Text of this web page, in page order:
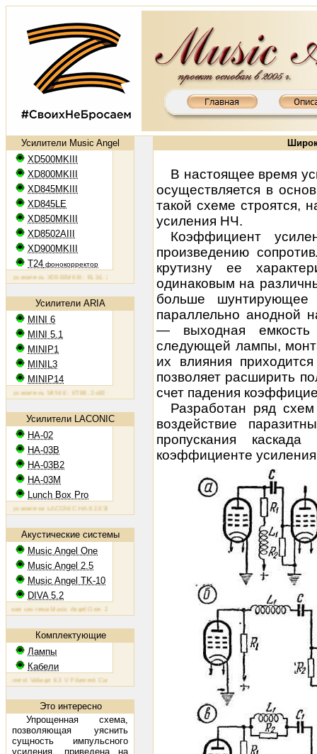
Усилители Music Angel
XD500MKIII
XD800MKIII
XD845MKIII
XD845LE
XD850MKIII
XD8502AIII
XD900MKIII
T24 фонокорректор
XD500MKIII: EL34, 2х50 Вт Ламповый усилитель XD800MKIII: KT88, 2х65 Вт Ламповый
Усилители ARIA
MINI 6
MINI 5.1
MINIP1
MINIL3
MINIP14
MINI 6: KT88, 2х60 ВтЛамповый усилитель MINIP1: 6AQ5, 2х10 ВтЛамповый усилитель
Усилители LACONIC
HA-02
HA-03B
HA-03B2
HA-03M
Lunch Box Pro
LACONIC HA-02,03B/B2/M: 6N6P, 2х1,2 Вт на 300 Ом
Акустические системы
Music Angel One
Music Angel 2.5
Music Angel TK-10
DIVA 5.2
система Music Angel One: 20 - 100 Вт, 38 Гц - 30 кГц, 86 Дб/Вт/м Акустическая система Music
Комплектующие
Лампы
Кабели
Voltage 6.3 V Filament Current 1.6 A Plate Voltage (max) 800 V Plate Current (max) 230 mA Plate
Это интересно
Упрощенная схема,
позволяющая уяснить
сущность импульсного
усиления, приведена на
В настоящее время
осуществляется в
такой схеме строятся,
усиления НЧ.
Коэффициент
произведению
крутизну ее
одинаковым на
больше шунтирующее
параллельно анодной
— выходная емкость
следующей лампы,
их влияния
позволяет расширить
счет падения
Разработан ряд
воздействие
пропускания
коэффициенте